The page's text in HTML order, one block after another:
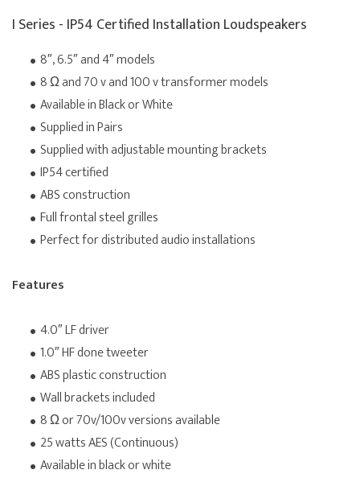
I Series - IP54 Certified Installation Loudspeakers
8″, 6.5″ and 4″ models
8 Ω and 70 v and 100 v transformer models
Available in Black or White
Supplied in Pairs
Supplied with adjustable mounting brackets
IP54 certified
ABS construction
Full frontal steel grilles
Perfect for distributed audio installations
Features
4.0″ LF driver
1.0″ HF done tweeter
ABS plastic construction
Wall brackets included
8 Ω or 70v/100v versions available
25 watts AES (Continuous)
Available in black or white